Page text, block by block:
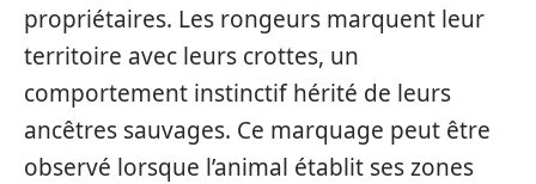
propriétaires. Les rongeurs marquent leur
territoire avec leurs crottes, un
comportement instinctif hérité de leurs
ancêtres sauvages. Ce marquage peut être
observé lorsque l’animal établit ses zones